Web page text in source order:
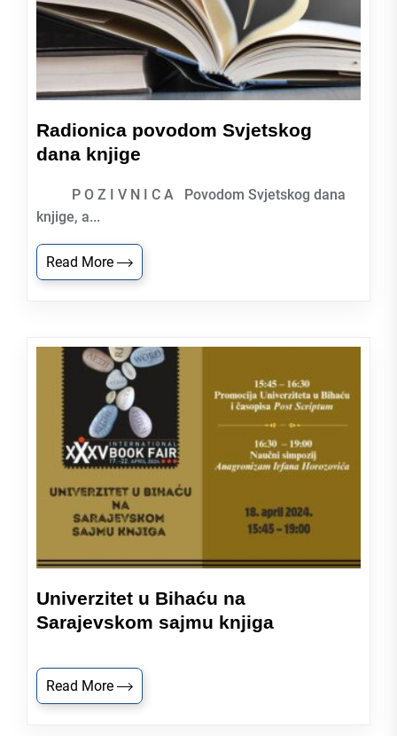
Radionica povodom Svjetskog
dana knjige
P O Z I V N I C A Povodom Svjetskog dana
knjige, a...
Read More
Univerzitet u Bihaću na
Sarajevskom sajmu knjiga
Read More